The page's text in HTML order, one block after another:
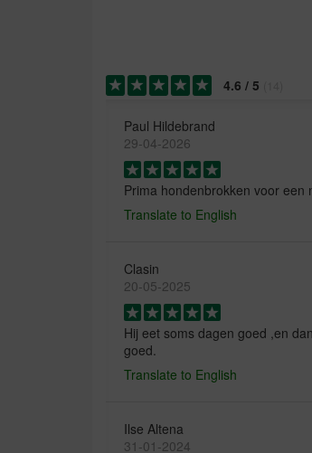
4.6 / 5
Paul Hildebrand
29-04-2026
Prima hondenbrokken voor een
Translate to English
Clasin
20-05-2025
Hij eet soms dagen goed ,en
goed.
Translate to English
Ilse Altena
31-01-2024